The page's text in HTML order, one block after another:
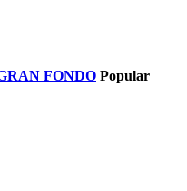
FONDO Popular